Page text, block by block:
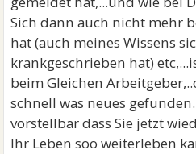
Sich dann auch nicht mehr
hat (auch meines Wissens
krankgeschrieben hat)
beim Gleichen
schnell was neues
vorstellbar dass Sie jetzt
Ihr Leben soo weiterleben